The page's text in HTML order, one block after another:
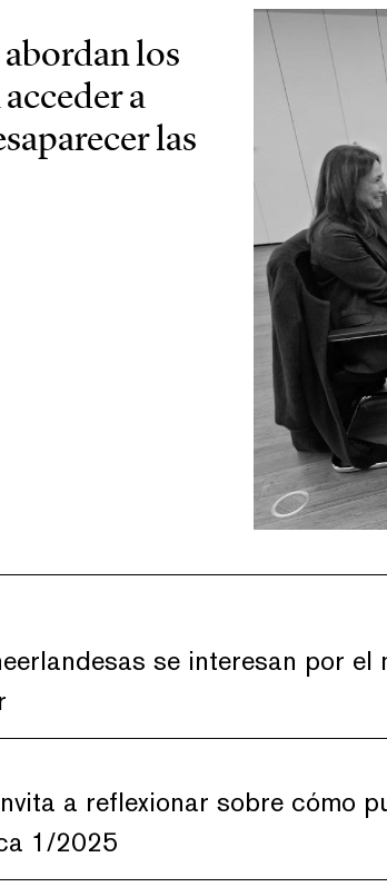
los
a
las
se interesan por
a reflexionar sobre cómo
1/2025